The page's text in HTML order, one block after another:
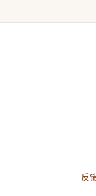
反